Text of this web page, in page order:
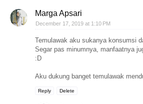
Marga Apsari
December 17, 2019 at 1:10 PM
Temulawak aku sukanya konsumsi
Segar pas minumnya, manfaatnya
:D
Aku dukung banget temulawak
Reply Delete